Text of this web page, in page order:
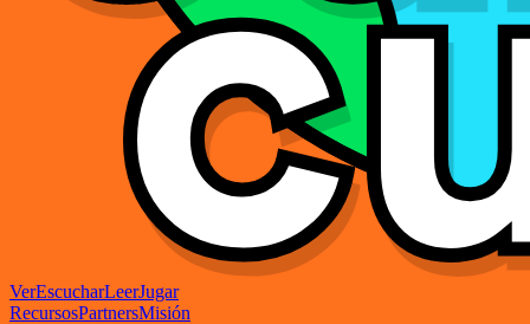
VerEscucharLeerJugar
RecursosPartnersMisión